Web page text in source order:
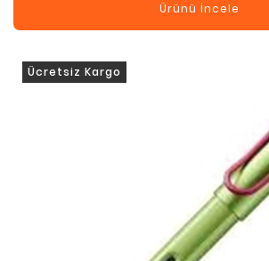
Ürünü İncele
Ücretsiz Kargo